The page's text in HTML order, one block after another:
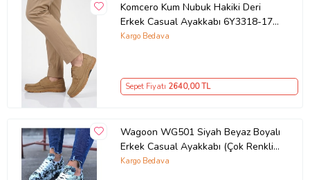
Komcero Kum Nubuk Hakiki Deri
Erkek Casual Ayakkabı 6Y3318-179
M
Kargo Bedava
Sepet Fiyatı 2640,00 TL
Wagoon WG501 Siyah Beyaz Boyalı
Erkek Casual Ayakkabı (Çok Renkli-
Lacivert)
Kargo Bedava